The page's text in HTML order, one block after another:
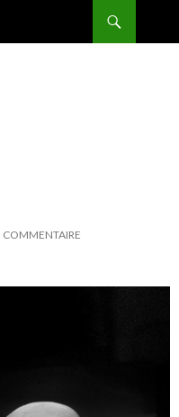
COMMENTAIRE